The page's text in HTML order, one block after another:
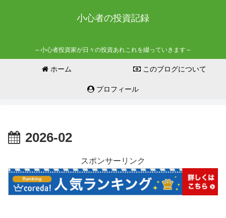
小心者の投資記録
～小心者投資家が日々の投資あれこれを綴っていきます～
ホーム このブログについて
プロフィール
2026-02
スポンサーリンク